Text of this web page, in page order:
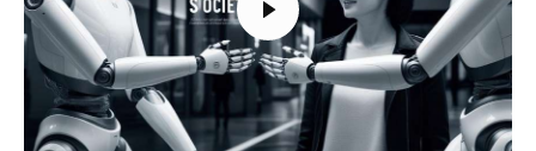
Climate
Markets
Tech